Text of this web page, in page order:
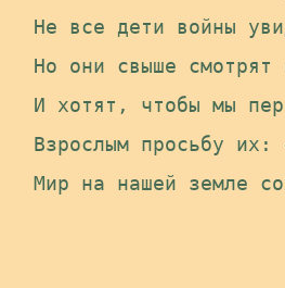
Не все дети войны
Но они свыше смотрят
И хотят, чтобы мы
Взрослым просьбу
Мир на нашей земле